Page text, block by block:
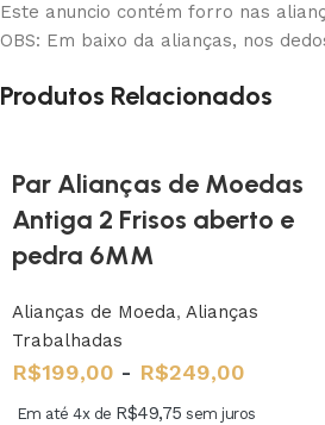
Este anuncio contém forro nas
OBS: Em baixo da alianças, nos
Produtos Relacionados
Par Alianças de Moedas
Antiga 2 Frisos aberto e
pedra 6MM
Alianças de Moeda, Alianças
Trabalhadas
R$199,00 - R$249,00
Em até 4x de R$49,75 sem juros